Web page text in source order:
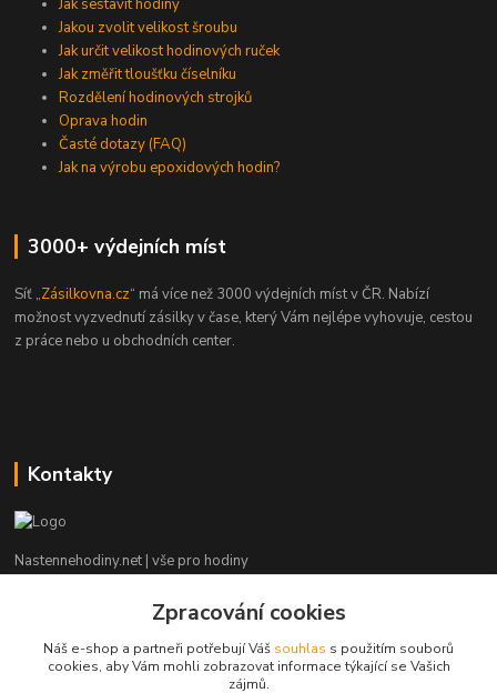
Jak sestavit hodiny
Jakou zvolit velikost šroubu
Jak určit velikost hodinových ruček
Jak změřit tloušťku číselníku
Rozdělení hodinových strojků
Oprava hodin
Časté dotazy (FAQ)
Jak na výrobu epoxidových hodin?
3000+ výdejních míst
Síť „Zásilkovna.cz“ má více než 3000 výdejních míst v ČR. Nabízí
možnost vyzvednutí zásilky v čase, který Vám nejlépe vyhovuje, cestou
z práce nebo u obchodních center.
Kontakty
Nastennehodiny.net | vše pro hodiny
Potřebujete poradit? Napište nám. ;-)
info@nastennehodiny.net
Zpracování cookies
Náš e-shop a partneři potřebují Váš souhlas s použitím souborů
cookies, aby Vám mohli zobrazovat informace týkající se Vašich
zájmů.